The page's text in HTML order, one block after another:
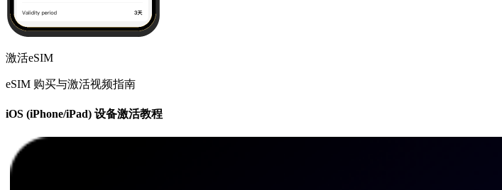
激活eSIM
eSIM 购买与激活视频指南
iOS (iPhone/iPad) 设备激活教程